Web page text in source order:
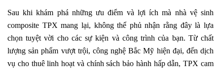
Sau khi khám phá những ưu điểm và lợi ích mà nhà vệ sinh
composite TPX mang lại, không thể phủ nhận rằng đây là lựa
chọn tuyệt vời cho các sự kiện và công trình của bạn. Từ chất
lượng sản phẩm vượt trội, công nghệ Bắc Mỹ hiện đại, đến dịch
vụ cho thuê linh hoạt và chính sách bảo hành hấp dẫn, TPX cam